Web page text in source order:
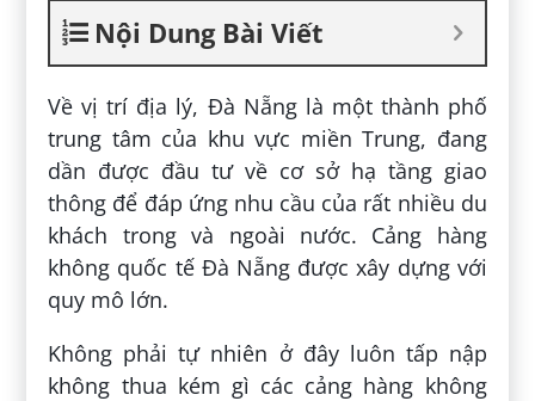
Nội Dung Bài Viết
Về vị trí địa lý, Đà Nẵng là một thành phố
trung tâm của khu vực miền Trung, đang
dần được đầu tư về cơ sở hạ tầng giao
thông để đáp ứng nhu cầu của rất nhiều du
khách trong và ngoài nước. Cảng hàng
không quốc tế Đà Nẵng được xây dựng với
quy mô lớn.
Không phải tự nhiên ở đây luôn tấp nập
không thua kém gì các cảng hàng không